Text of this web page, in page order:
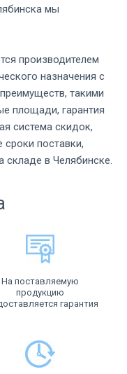
мы
производителем
назначения с
такими
площади, гарантия
система скидок,
поставки,
складе в Челябинске.
На поставляемую
продукцию
гарантия